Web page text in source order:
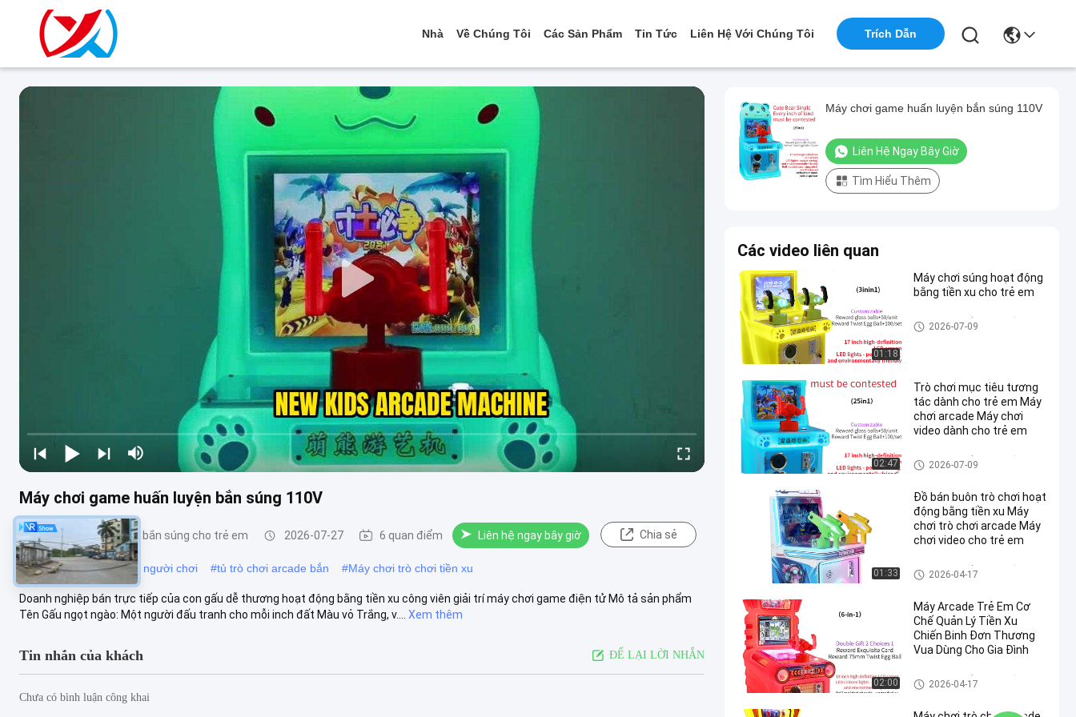
Nhà Về Chúng Tôi Các Sản Phẩm Tin Tức Liên Hệ Với Chúng Tôi Trích Dẫn
Máy chơi game huấn luyện bắn súng 110V
Máy chơi huấn luyện bắn súng cho trẻ em 2026-07-27 6 quan điểm Liên hệ ngay bây giờ Chia sẻ
#Trò chơi bắn súng một người chơi #tủ trò chơi arcade bắn #Máy chơi trò chơi tiền xu
Doanh nghiệp bán trực tiếp của con gấu dễ thương hoạt động bằng tiền xu công viên giải trí máy chơi game điện tử Mô tả sản phẩm
Tên Gấu ngọt ngào: Một người đấu tranh cho mỗi inch đất Màu vỏ Trắng, v....
Xem thêm
Tin nhắn của khách ĐỂ LẠI LỜI NHẮN
Chưa có bình luận công khai
Máy chơi game huấn luyện bắn súng 110V
Liên Hệ Ngay Bây Giờ
Tìm Hiểu Thêm
Các video liên quan
01:18
Máy chơi súng hoạt động
bằng tiền xu cho trẻ em
Máy chơi huấn luyện bắn sún
g cho trẻ em
2026-07-09
02:47
Trò chơi mục tiêu tương
tác dành cho trẻ em Máy
chơi arcade Máy chơi
video dành cho trẻ em
Máy chơi huấn luyện bắn sún
g cho trẻ em
2026-07-09
01:33
Đồ bán buôn trò chơi hoạt
động bằng tiền xu Máy
chơi trò chơi arcade Máy
chơi video cho trẻ em
Máy chơi huấn luyện bắn sún
g cho trẻ em
2026-04-17
02:00
Máy Arcade Trẻ Em Cơ
Chế Quản Lý Tiền Xu
Chiến Binh Đơn Thương
Vua Dùng Cho Gia Đình
Máy chơi huấn luyện bắn sún
g cho trẻ em
2026-04-17